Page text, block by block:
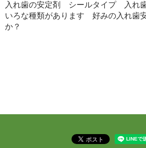
入れ歯の安定剤 シールタイプ 入れ
いろな種類があります 好みの入れ歯
か？